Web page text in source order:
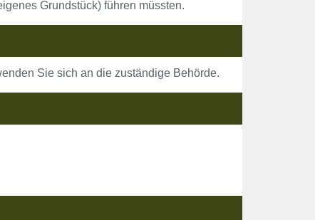
Grundstück) führen müssten.
Sie sich an die zuständige Behörde.